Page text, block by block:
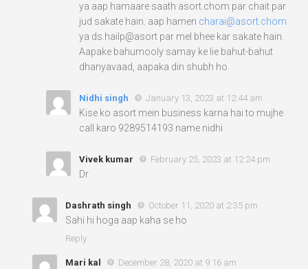
ya aap hamaare saath asort.chom par chait par
jud sakate hain. aap hamen charai@asort.chom
ya ds.hailp@asort par mel bhee kar sakate hain.
Aapake bahumooly samay ke lie bahut-bahut
dhanyavaad, aapaka din shubh ho.
Nidhi singh January 13, 2023 at 12:44 am
Kise ko asort mein business karna hai to mujhe
call karo 9289514193 name nidhi
Vivek kumar February 25, 2023 at 12:24 pm
Dr
Dashrath singh October 11, 2020 at 2:35 pm
Sahi hi hoga aap kaha se ho
Reply
Mari kal December 28, 2020 at 9:16 am